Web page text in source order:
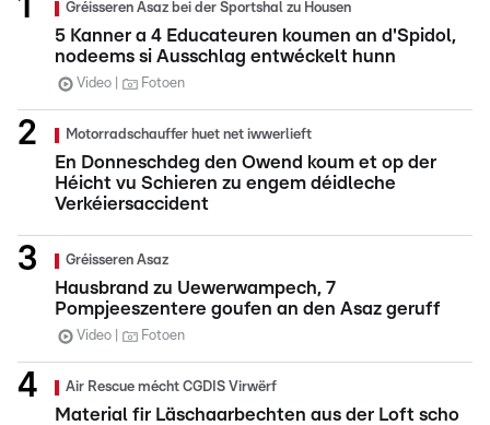
Gréisseren Asaz bei der Sportshal zu Housen
5 Kanner a 4 Educateuren koumen an d'Spidol,
nodeems si Ausschlag entwéckelt hunn
Video Fotoen
Motorradschauffer huet net iwwerlieft
En Donneschdeg den Owend koum et op der
Héicht vu Schieren zu engem déidleche
Verkéiersaccident
Gréisseren Asaz
Hausbrand zu Uewerwampech, 7
Pompjeeszentere goufen an den Asaz geruff
Video Fotoen
Air Rescue mécht CGDIS Virwërf
Material fir Läschaarbechten aus der Loft scho